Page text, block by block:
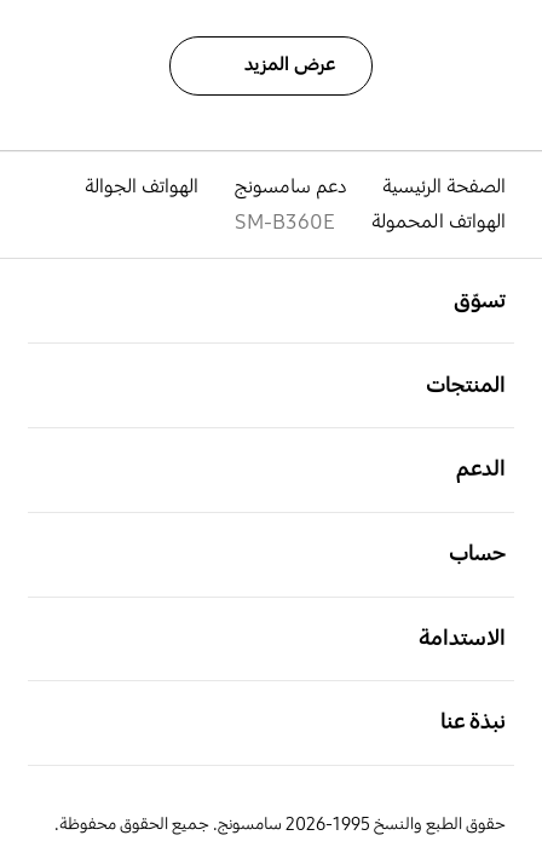
عرض المزيد
الصفحة الرئيسية دعم سامسونج
الهواتف الجوالة
الهواتف المحمولة
SM-B360E
تسوّق
المنتجات
الدعم
حساب
الاستدامة
نبذة عنا
حقوق الطبع والنسخ 1995-2026 سامسونج. جميع الحقوق محفوظة.